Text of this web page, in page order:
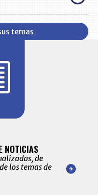
temas
NOTICIAS
de
los temas de
de las